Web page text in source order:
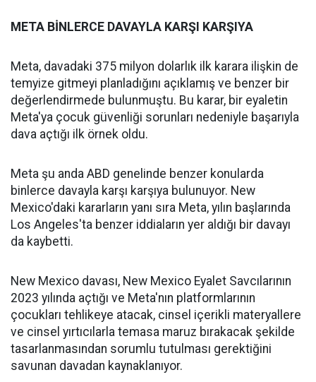
META BİNLERCE DAVAYLA KARŞI KARŞIYA
Meta, davadaki 375 milyon dolarlık ilk karara ilişkin de
temyize gitmeyi planladığını açıklamış ve benzer bir
değerlendirmede bulunmuştu. Bu karar, bir eyaletin
Meta'ya çocuk güvenliği sorunları nedeniyle başarıyla
dava açtığı ilk örnek oldu.
Meta şu anda ABD genelinde benzer konularda
binlerce davayla karşı karşıya bulunuyor. New
Mexico'daki kararların yanı sıra Meta, yılın başlarında
Los Angeles'ta benzer iddiaların yer aldığı bir davayı
da kaybetti.
New Mexico davası, New Mexico Eyalet Savcılarının
2023 yılında açtığı ve Meta'nın platformlarının
çocukları tehlikeye atacak, cinsel içerikli materyallere
ve cinsel yırtıcılarla temasa maruz bırakacak şekilde
tasarlanmasından sorumlu tutulması gerektiğini
savunan davadan kaynaklanıyor.